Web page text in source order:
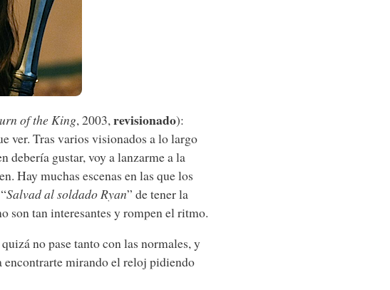
of the King, 2003, revisionado):
ver. Tras varios visionados a lo largo
debería gustar, voy a lanzarme a la
Hay muchas escenas en las que los
Salvad al soldado Ryan” de tener la
son tan interesantes y rompen el ritmo.
no pase tanto con las normales, y
encontrarte mirando el reloj pidiendo